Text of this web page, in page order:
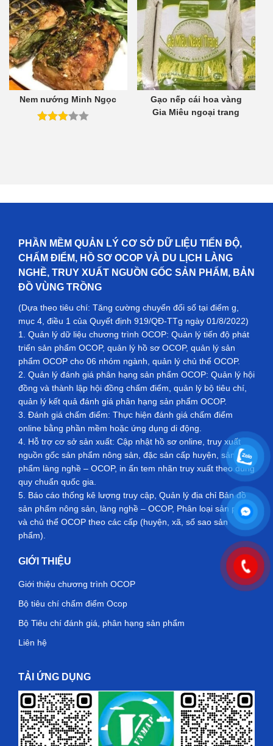
Nem nướng Minh Ngọc
Gạo nếp cái hoa vàng
Gia Miêu ngoại trang
PHẦN MỀM QUẢN LÝ CƠ SỞ DỮ LIỆU TIẾN ĐỘ,
CHẤM ĐIỂM, HỒ SƠ OCOP VÀ DU LỊCH LÀNG
NGHỀ, TRUY XUẤT NGUỒN GỐC SẢN PHẨM, BẢN
ĐỒ VÙNG TRỒNG
(Dựa theo tiêu chí: Tăng cường chuyển đổi số tại điểm g,
mục 4, điều 1 của Quyết định 919/QĐ-TTg ngày 01/8/2022)
1. Quản lý dữ liệu chương trình OCOP: Quản lý tiến độ phát
triển sản phẩm OCOP, quản lý hồ sơ OCOP, quản lý sản
phẩm OCOP cho 06 nhóm ngành, quản lý chủ thể OCOP.
2. Quản lý đánh giá phân hạng sản phẩm OCOP: Quản lý hội
đồng và thành lập hội đồng chấm điểm, quản lý bộ tiêu chí,
quản lý kết quả đánh giá phân hạng sản phẩm OCOP.
3. Đánh giá chấm điểm: Thực hiện đánh giá chấm điểm
online bằng phần mềm hoặc ứng dụng di động.
4. Hỗ trợ cơ sở sản xuất: Cập nhật hồ sơ online, truy xuất
nguồn gốc sản phẩm nông sản, đặc sản cấp huyện, sản
phẩm làng nghề – OCOP, in ấn tem nhãn truy xuất theo đúng
quy chuẩn quốc gia.
5. Báo cáo thống kê lượng truy cập, Quản lý địa chỉ Bản đồ
sản phẩm nông sản, làng nghề – OCOP, Phân loại sản phẩm
và chủ thể OCOP theo các cấp (huyện, xã, số sao sản
phẩm).
GIỚI THIỆU
Giới thiệu chương trình OCOP
Bộ tiêu chí chấm điểm Ocop
Bộ Tiêu chí đánh giá, phân hạng sản phẩm
Liên hệ
TẢI ỨNG DỤNG